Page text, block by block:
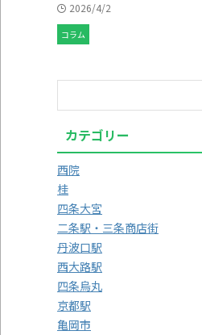
2026/4/2
コラム
カテゴリー
西院
桂
四条大宮
二条駅・三条商店街
丹波口駅
西大路駅
四条烏丸
京都駅
亀岡市